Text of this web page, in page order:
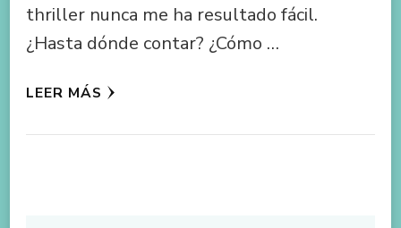
thriller nunca me ha resultado fácil.
¿Hasta dónde contar? ¿Cómo …
LEER MÁS